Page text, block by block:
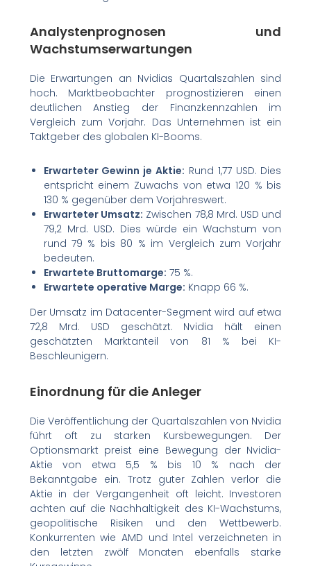
Analystenprognosen und
Wachstumserwartungen
Die Erwartungen an Nvidias Quartalszahlen sind
hoch. Marktbeobachter prognostizieren einen
deutlichen Anstieg der Finanzkennzahlen im
Vergleich zum Vorjahr. Das Unternehmen ist ein
Taktgeber des globalen KI-Booms.
Erwarteter Gewinn je Aktie: Rund 1,77 USD. Dies
entspricht einem Zuwachs von etwa 120 % bis
130 % gegenüber dem Vorjahreswert.
Erwarteter Umsatz: Zwischen 78,8 Mrd. USD und
79,2 Mrd. USD. Dies würde ein Wachstum von
rund 79 % bis 80 % im Vergleich zum Vorjahr
bedeuten.
Erwartete Bruttomarge: 75 %.
Erwartete operative Marge: Knapp 66 %.
Der Umsatz im Datacenter-Segment wird auf etwa
72,8 Mrd. USD geschätzt. Nvidia hält einen
geschätzten Marktanteil von 81 % bei KI-
Beschleunigern.
Einordnung für die Anleger
Die Veröffentlichung der Quartalszahlen von Nvidia
führt oft zu starken Kursbewegungen. Der
Optionsmarkt preist eine Bewegung der Nvidia-
Aktie von etwa 5,5 % bis 10 % nach der
Bekanntgabe ein. Trotz guter Zahlen verlor die
Aktie in der Vergangenheit oft leicht. Investoren
achten auf die Nachhaltigkeit des KI-Wachstums,
geopolitische Risiken und den Wettbewerb.
Konkurrenten wie AMD und Intel verzeichneten in
den letzten zwölf Monaten ebenfalls starke